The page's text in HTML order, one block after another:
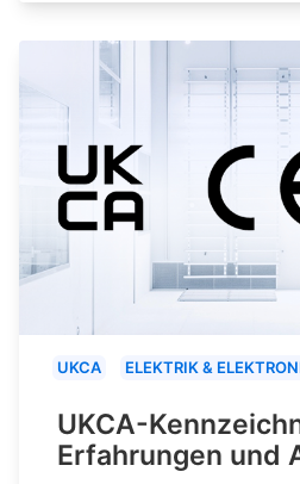
UKCA ELEKTRIK &
UKCA-
Erfahrungen und